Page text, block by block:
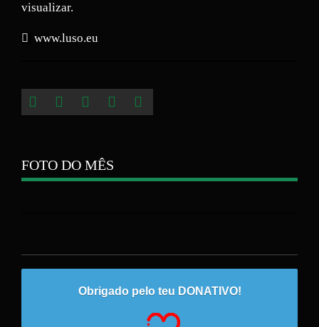
visualizar.
www.luso.eu
FOTO DO MÊS
Obrigado pelo teu DONATIVO!